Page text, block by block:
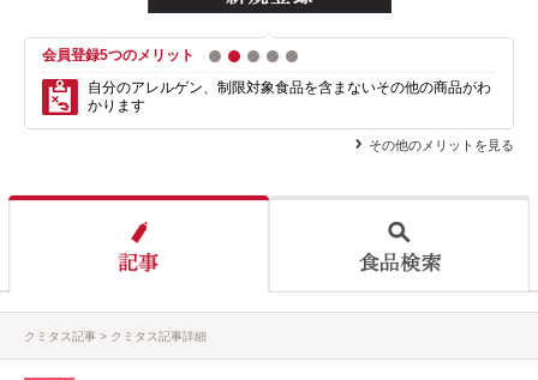
会員登録5つのメリット 1 2 3 4
自分のアレルゲン、制限対象食品を含まないその他の商品がわ
かります
その他のメリットを見る
クミタス記事 クミタス記事詳細